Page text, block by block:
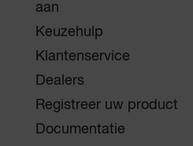
aan
Keuzehulp
Klantenservice
Dealers
Registreer uw product
Documentatie